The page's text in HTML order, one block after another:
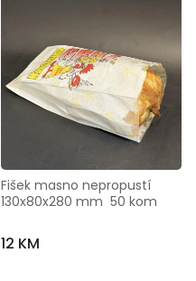
Fišek masno nepropustí
130x80x280 mm  50 kom
12 KM